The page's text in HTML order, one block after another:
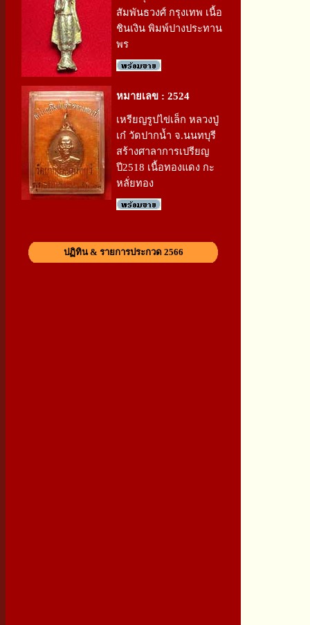
สัมพันธวงศ์ กรุงเทพ เนื้อ
ชินเงิน พิมพ์ปางประทาน
พร
หมายเลข : 2524
เหรียญรูปไข่เล็ก หลวงปู่
เก๋ วัดปากน้ำ จ.นนทบุรี
สร้างศาลาการเปรียญ
ปี2518 เนื้อทองแดง กะ
หลั่ยทอง
ปฏิทิน & รายการประกวด 2566